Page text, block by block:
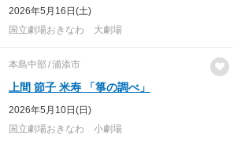
2026年5月16日(土)
国立劇場おきなわ 大劇場
本島中部 浦添市
上間 節子 米寿 「箏の調べ」
2026年5月10日(日)
国立劇場おきなわ 小劇場